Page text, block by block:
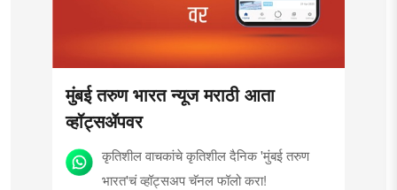
मुंबई तरुण भारत न्यूज मराठी आता
व्हॉट्सॲपवर
कृतिशील वाचकांचे कृतिशील दैनिक 'मुंबई तरुण
भारत'चं व्हॉट्सअप चॅनल फॉलो करा!